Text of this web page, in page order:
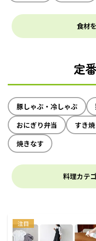
食材
定
豚しゃぶ・冷しゃぶ
おにぎり弁当
すき
焼きなす
料理カテ
注目